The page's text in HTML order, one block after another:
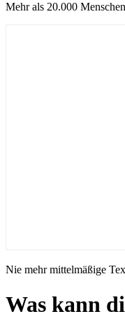
Mehr als 20.000
Nie mehr mittelmäßige
Was kann